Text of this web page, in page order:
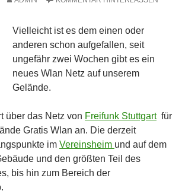
Vielleicht ist es dem einen oder
anderen schon aufgefallen, seit
ungefähr zwei Wochen gibt es ein
neues Wlan Netz auf unserem
Gelände.
über das Netz von Freifunk Stuttgartfür
Gratis Wlan an. Die derzeit
im Vereinsheim und auf dem
und den größten Teil des
bis hin zum Bereich der